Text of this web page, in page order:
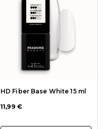
HD Fiber Base White 15 ml
11,99 €